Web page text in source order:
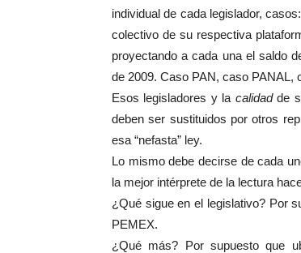
individual de cada legislador,
colectivo de su respectiva
proyectando a cada una el saldo
de 2009. Caso PAN, caso PANAL,
Esos legisladores y la calidadde
deben ser sustituidos por otros
esa “nefasta” ley.
Lo mismo debe decirse de cada
la mejor intérprete de la lectura
¿Qué sigue en el legislativo? Por
PEMEX.
¿Qué más? Por supuesto que